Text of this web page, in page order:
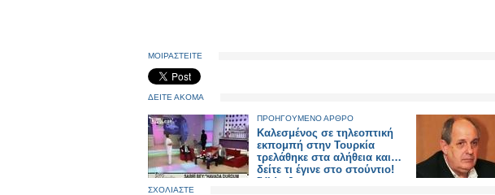
ΜΟΙΡΑΣΤΕΙΤΕ
ΔΕΙΤΕ ΑΚΟΜΑ
ΠΡΟΗΓΟΥΜΕΝΟ ΑΡΘΡΟ
Καλεσμένος σε τηλεοπτική
εκπομπή στην Τουρκία
τρελάθηκε στα αλήθεια και…
δείτε τι έγινε στο στούντιο!
[Video]
ΣΧΟΛΙΑΣΤΕ